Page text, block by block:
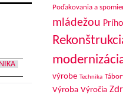
Poďakovania a
mládežou
výrobe Technika
Výroba Výročia